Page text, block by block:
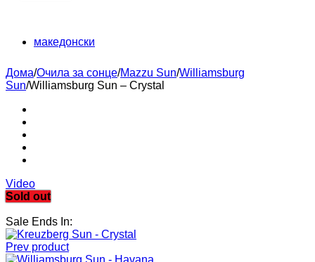
македонски
Дома/Очила за сонце/Mazzu Sun/Williamsburg
Sun/Williamsburg Sun – Crystal
Video
Sold out
Sale Ends In:
Prev product